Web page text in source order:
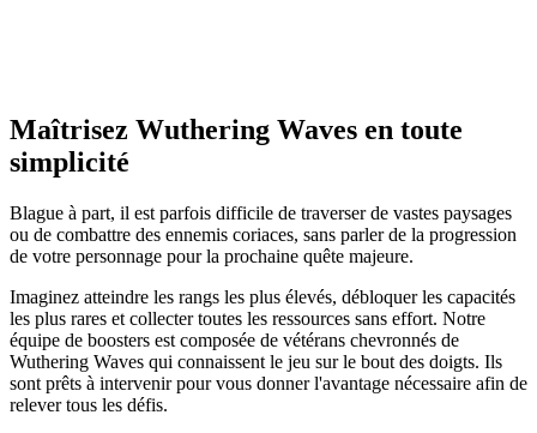
Maîtrisez Wuthering Waves en toute
simplicité
Blague à part, il est parfois difficile de traverser de vastes paysages
ou de combattre des ennemis coriaces, sans parler de la progression
de votre personnage pour la prochaine quête majeure.
Imaginez atteindre les rangs les plus élevés, débloquer les capacités
les plus rares et collecter toutes les ressources sans effort. Notre
équipe de boosters est composée de vétérans chevronnés de
Wuthering Waves qui connaissent le jeu sur le bout des doigts. Ils
sont prêts à intervenir pour vous donner l'avantage nécessaire afin de
relever tous les défis.